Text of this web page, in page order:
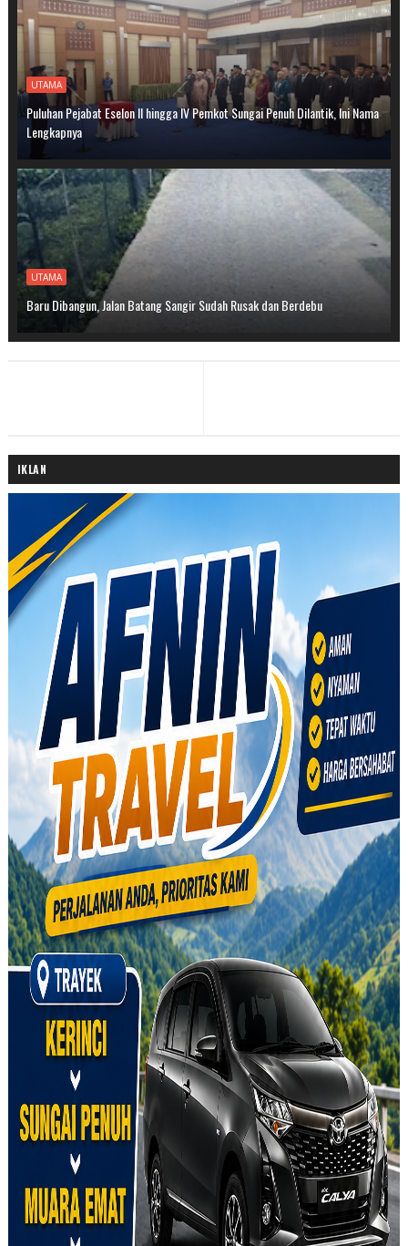
UTAMA
Puluhan Pejabat Eselon II hingga IV Pemkot Sungai Penuh Dilantik, Ini Nama
Lengkapnya
UTAMA
Baru Dibangun, Jalan Batang Sangir Sudah Rusak dan Berdebu
IKLAN